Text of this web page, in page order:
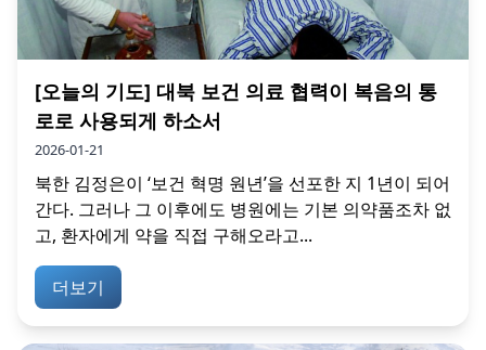
[오늘의 기도] 대북 보건 의료 협력이 복음의 통
로로 사용되게 하소서
2026-01-21
북한 김정은이 ‘보건 혁명 원년’을 선포한 지 1년이 되어
간다. 그러나 그 이후에도 병원에는 기본 의약품조차 없
고, 환자에게 약을 직접 구해오라고...
더보기